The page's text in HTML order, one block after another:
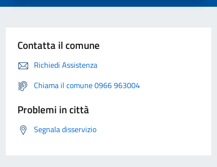
Contatta il comune
Richiedi Assistenza
Chiama il comune 0966 963004
Problemi in città
Segnala disservizio